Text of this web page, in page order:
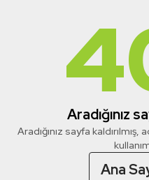
Aradığınız
Aradığınız sayfa
Ana